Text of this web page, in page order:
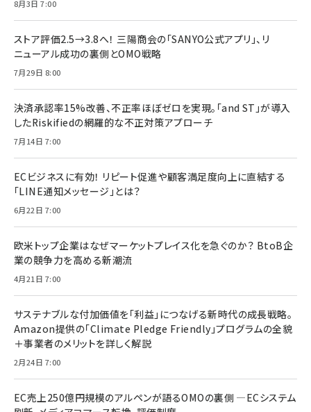
8月3日 7:00
ストア評価2.5→3.8へ！ 三陽商会の「SANYO公式アプリ」、リ
ニューアル成功の裏側とOMO戦略
7月29日 8:00
決済承認率15%改善、不正率ほぼゼロを実現。「and ST」が導入
したRiskifiedの網羅的な不正対策アプローチ
7月14日 7:00
ECビジネスに有効！ リピート促進や顧客満足度向上に直結する
「LINE通知メッセージ」とは？
6月22日 7:00
欧米トップ企業はなぜマーケットプレイス化を急ぐのか？ BtoB企
業の競争力を高める新潮流
4月21日 7:00
サステナブルな付加価値を「利益」につなげる新時代の成長戦略。
Amazon提供の「Climate Pledge Friendly」プログラムの全貌
＋事業者のメリットを詳しく解説
2月24日 7:00
EC売上250億円規模のアルペンが語るOMOの裏側 ―ECシステム